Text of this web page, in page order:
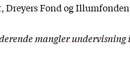
Dreyers Fond og
mangler